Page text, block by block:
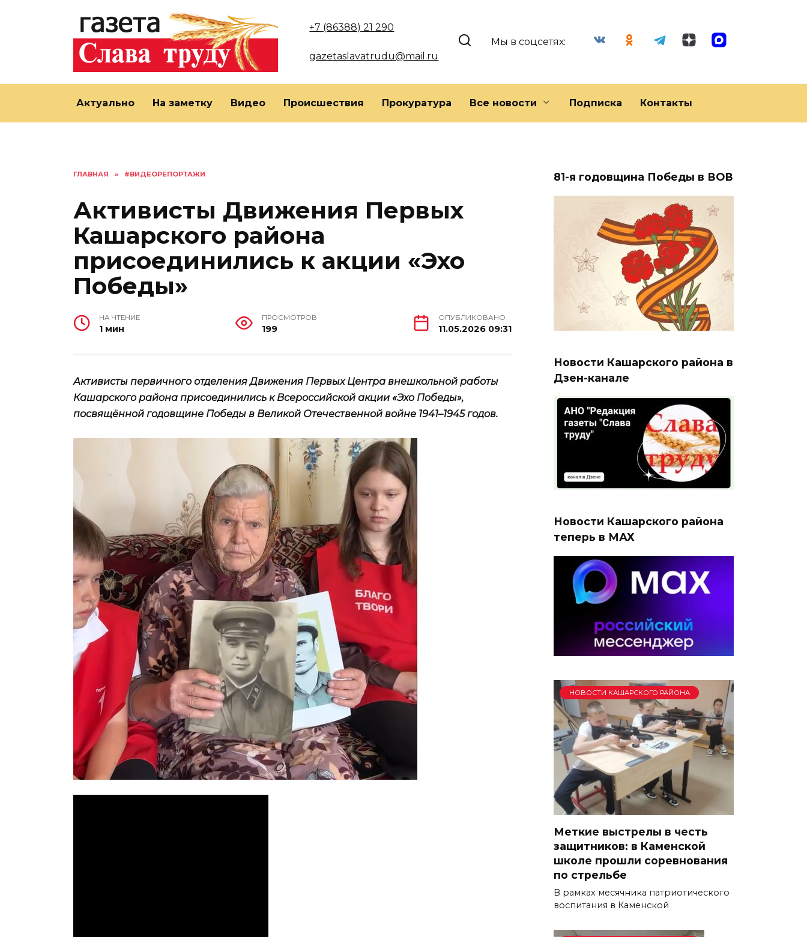
+7 (86388) 21 290
gazetaslavatrudu@mail.ru
Мы в соцсетях:
Актуально На заметку Видео Происшествия Прокуратура Все новости Подписка Контакты
ГЛАВНАЯ » #ВИДЕОРЕПОРТАЖИ
Активисты Движения Первых
Кашарского района
присоединились к акции «Эхо
Победы»
НА ЧТЕНИЕ
1 мин
ПРОСМОТРОВ
199
ОПУБЛИКОВАНО
11.05.2026 09:31
Активисты первичного отделения Движения Первых Центра внешкольной работы
Кашарского района присоединились к Всероссийской акции «Эхо Победы»,
посвящённой годовщине Победы в Великой Отечественной войне 1941–1945 годов.
81-я годовщина Победы в ВОВ
Новости Кашарского района в
Дзен-канале
Новости Кашарского района
теперь в МАХ
НОВОСТИ КАШАРСКОГО РАЙОНА
Меткие выстрелы в честь
защитников: в Каменской
школе прошли соревнования
по стрельбе
В рамках месячника патриотического
воспитания в Каменской